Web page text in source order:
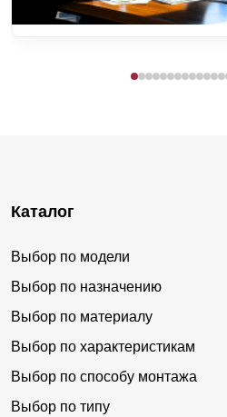
Каталог
Выбор по модели
Выбор по назначению
Выбор по материалу
Выбор по характеристикам
Выбор по способу монтажа
Выбор по типу